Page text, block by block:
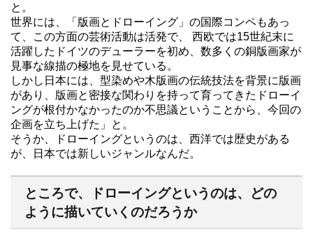
と。
世界には、「版画とドローイング」の国際コンペもあっ
て、この方面の芸術活動は活発で、 西欧では15世紀末に
活躍したドイツのデューラーを初め、数多くの銅版画家が
見事な線描の極地を見せている。
しかし日本には、型染めや木版画の伝統技法を背景に版画
があり、版画と密接な関わりを持って育ってきたドローイ
ングが根付かなかったのか不思議ということから、今回の
企画を立ち上げた」と。
そうか、ドローイングというのは、西洋では歴史がある
が、日本では新しいジャンルなんだ。
ところで、ドローイングというのは、どの
ように描いていくのだろうか